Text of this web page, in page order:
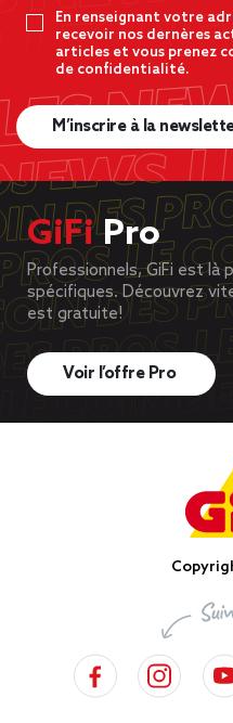
En renseignant votre
recevoir nos dernères
articles et vous prenez
de confidentialité.
M’inscrire à la
GiFiPro
Professionnels, GiFi est là
spécifiques. Découvrez
est gratuite!
Voir l’offre Pro